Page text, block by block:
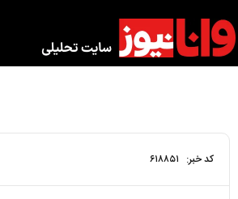
کد خبر: ۶۱۸۸۵۱